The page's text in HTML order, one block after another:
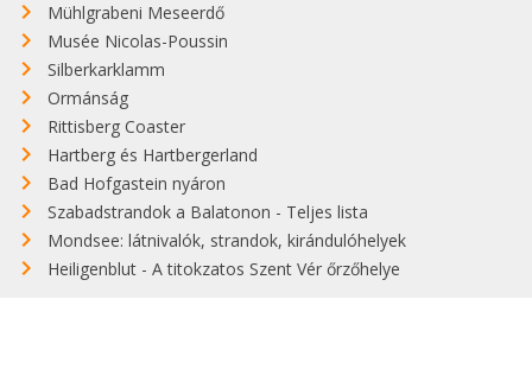
Mühlgrabeni Meseerdő
Musée Nicolas-Poussin
Silberkarklamm
Ormánság
Rittisberg Coaster
Hartberg és Hartbergerland
Bad Hofgastein nyáron
Szabadstrandok a Balatonon - Teljes lista
Mondsee: látnivalók, strandok, kirándulóhelyek
Heiligenblut - A titokzatos Szent Vér őrzőhelye